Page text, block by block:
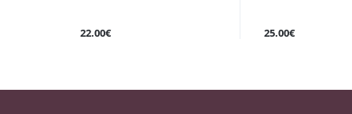
22.00€ 25.00€